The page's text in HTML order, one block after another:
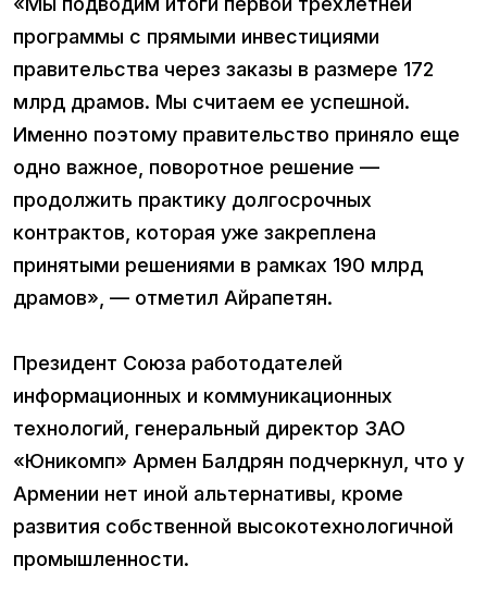
программы с прямыми инвестициями
правительства через заказы в размере 172
млрд драмов. Мы считаем ее успешной.
Именно поэтому правительство приняло еще
одно важное, поворотное решение —
продолжить практику долгосрочных
контрактов, которая уже закреплена
принятыми решениями в рамках 190 млрд
драмов», — отметил Айрапетян.
Президент Союза работодателей
информационных и коммуникационных
технологий, генеральный директор ЗАО
«Юникомп» Армен Балдрян подчеркнул, что у
Армении нет иной альтернативы, кроме
развития собственной высокотехнологичной
промышленности.